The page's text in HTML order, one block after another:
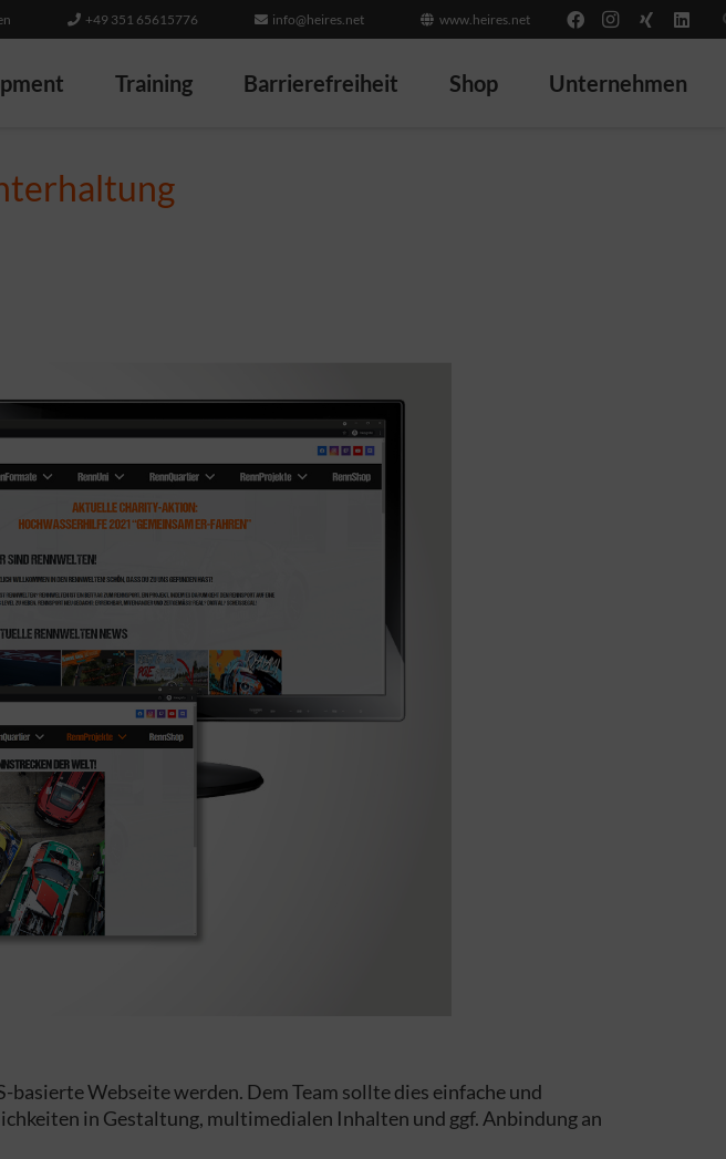
+49 351 65615776 info@heires.net www.heires.net
Training Barrierefreiheit Shop Unternehmen
Webseite werden. Dem Team sollte dies einfache und
in Gestaltung, multimedialen Inhalten und ggf. Anbindung an